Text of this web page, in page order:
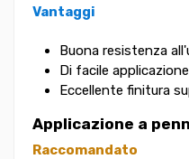
Vantaggi
Buona resistenza
Di facile applicazione
Eccellente finitura
Applicazione a
Raccomandato